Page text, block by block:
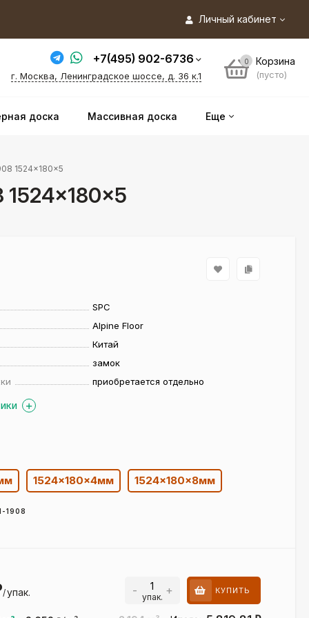
Личный кабинет
+7(495) 902-6736
г. Москва, Ленинградское шоссе, д. 36 к.1
0 Корзина
(пусто)
доска Массивная доска Еще
1524×180×5
1524×180×5
SPC
Alpine Floor
Китай
замок
приобретается отдельно
1524×180×4мм 1524×180×8мм
1908
/упак. - упак. + КУПИТЬ